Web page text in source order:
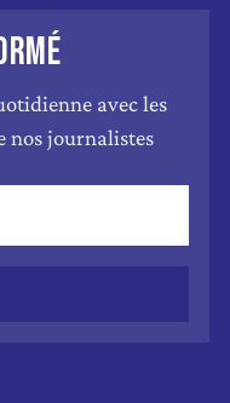
avec les
nos journalistes